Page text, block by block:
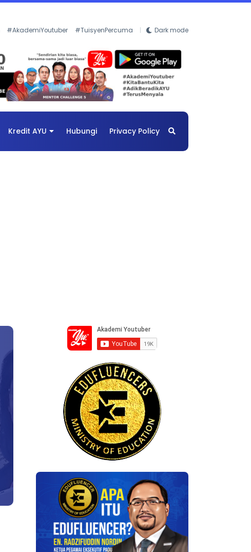
#AkademiYoutuber #TuisyenPercuma Dark mode
Kredit AYU Hubungi Privacy Policy